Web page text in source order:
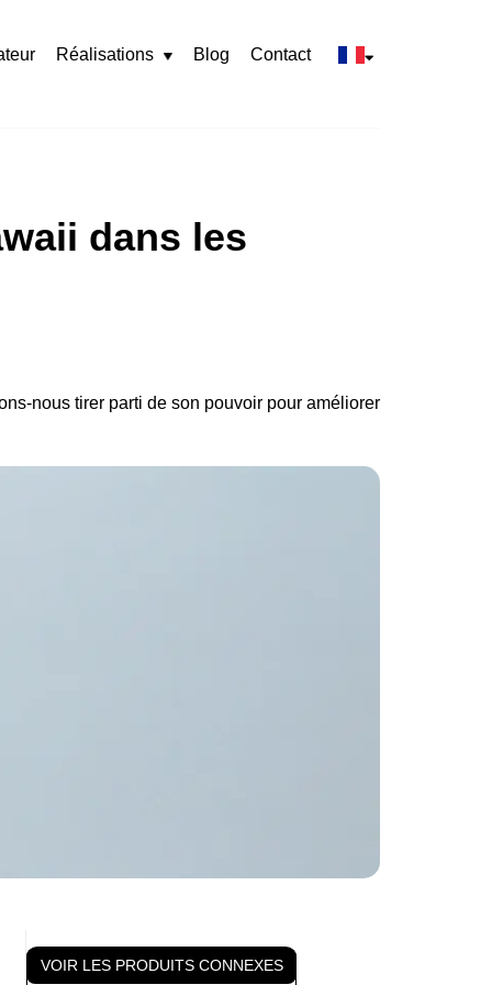
RéalisationsRozwińBlog Contact
dans les
nous tirer parti de son pouvoir pour améliorer
VOIR LES PRODUITS CONNEXES